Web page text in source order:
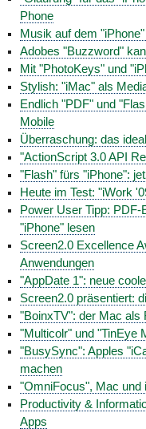
Phone
Musik auf dem
Adobes "Buzzword"
Mit "PhotoKeys" und
Stylish: "iMac" als
Endlich "PDF" und
Mobile
Überraschung: das
"ActionScript 3.0 API
"Flash" fürs "iPhone":
Heute im Test: "iWork
Power User Tipp:
"iPhone" lesen
Screen2.0 Excellence
Anwendungen
"AppDate 1": neue
Screen2.0 präsentiert:
"BoinxTV": der Mac als
"Multicolr" und "TinEye
"BusySync": Apples
machen
"OmniFocus", Mac und
Productivity &
Apps